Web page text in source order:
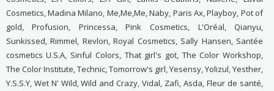
Cosmetics, Madina Milano, Me,Me,Me, Naby, Paris Ax, Playboy, Pot of
gold, Profusion, Princessa, Pink Cosmetics, L'Oréal, Qianyu,
Sunkissed, Rimmel, Revlon, Royal Cosmetics, Sally Hansen, Santée
cosmetics U.S.A, Sinful Colors, That girl's got, The Color Workshop,
The Color Institute, Technic, Tomorrow's girl, Yesensy, Yolizul, Yesther,
Y.S.S.Y, Wet N' Wild, Wild and Crazy, Vidal, Zafi, Asda, Fleur de santé,